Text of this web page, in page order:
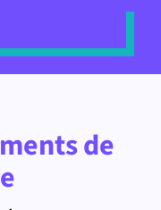
de